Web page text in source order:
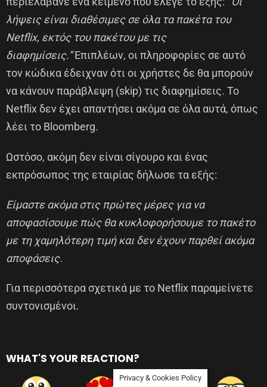
λήψεις είναι διαθέσιμες σε όλα τα πακέτα του
Netflix, εκτός του πακέτου με τις
διαφημίσεις.”Επιπλέων, οι πληροφορίες σε αυτό
τον κώδικα έδειχναν ότι οι χρήστες δε θα μπορούν
να κάνουν παράβλεψη (skip) τις διαφημίσεις. Το
Netflix δεν έχει απαντήσει ακόμα σε όλα αυτά, όπως
λέει το Bloomberg.
Ωστόσο, ακόμη δεν είναι σίγουρο και ένας
εκπρόσωπος της εταιρίας δήλωσε τα εξής:
Είμαστε ακόμα στις πρώτες μέρες για να
αποφασίσουμε πώς θα κυκλοφορήσουμε το πακέτο
με τη χαμηλότερη τιμή και δεν έχουν παρθεί ακόμα
αποφάσεις.
Για περισσότερα σχετικά με το Netflix παραμείνετε
συντονισμένοι.
WHAT'S YOUR REACTION?
Privacy & Cookies Policy